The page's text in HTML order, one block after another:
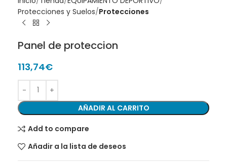
Protecciones y Suelos Protecciones
Panel de proteccion
113,74€
AÑADIR AL CARRITO
Add to compare
Añadir a la lista de deseos